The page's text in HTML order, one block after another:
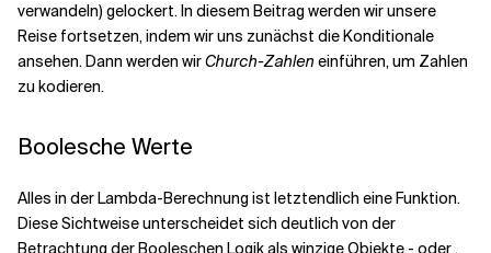
verwandeln) gelockert. In diesem Beitrag werden wir unsere
Reise fortsetzen, indem wir uns zunächst dieKonditionale
ansehen. Dann werden wirChurch-Zahlen einführen, um Zahlen
zu kodieren.
Boolesche Werte
Alles in der Lambda-Berechnung ist letztendlich eine Funktion.
Diese Sichtweise unterscheidet sich deutlich von der
Betrachtung der Booleschen Logik als winzige Objekte - oder,